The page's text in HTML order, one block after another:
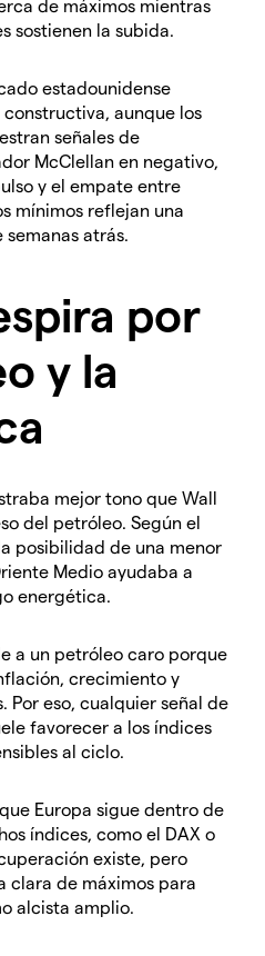
de máximos mientras
sostienen la subida.
estadounidense
aunque los
señales de
McClellan en negativo,
y el empate entre
mínimos reflejan una
atrás.
por
y la
mejor tono que Wall
del petróleo. Según el
posibilidad de una menor
Medio ayudaba a
energética.
a un petróleo caro porque
crecimiento y
Por eso, cualquier señal de
favorecer a los índices
al ciclo.
Europa sigue dentro de
índices, como el DAX o
existe, pero
clara de máximos para
alcista amplio.